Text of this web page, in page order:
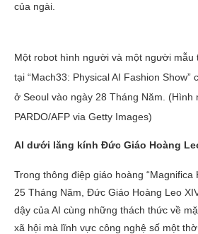
của ngài.
Một robot hình người và một người mẫu
tại “Mach33: Physical AI Fashion Show”
ở Seoul vào ngày 28 Tháng Năm. (Hình
PARDO/AFP via Getty Images)
AI dưới lăng kính Đức Giáo Hoàng
Trong thông điệp giáo hoàng “Magnifica
25 Tháng Năm, Đức Giáo Hoàng Leo
dậy của AI cùng những thách thức về
xã hội mà lĩnh vực công nghệ số một